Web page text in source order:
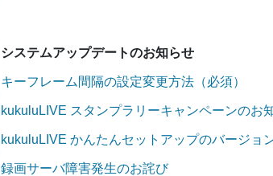
システムアップデートのお知らせ
キーフレーム間隔の設定変更方法（必須）
kukuluLIVE スタンプラリーキャンペーンのお
kukuluLIVE かんたんセットアップのバージョ
録画サーバ障害発生のお詫び